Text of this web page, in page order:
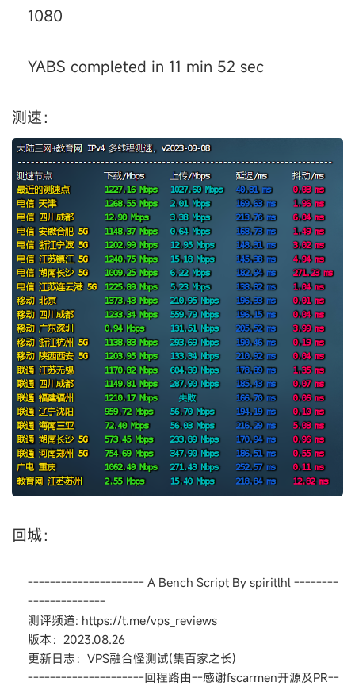
1080
YABS completed in 11 min 52 sec
测速：
回城：
--------------------- A Bench Script By spiritlhl --------
--------------
测评频道: https://t.me/vps_reviews
版本：2023.08.26
更新日志：VPS融合怪测试(集百家之长)
---------------------回程路由--感谢fscarmen开源及PR--